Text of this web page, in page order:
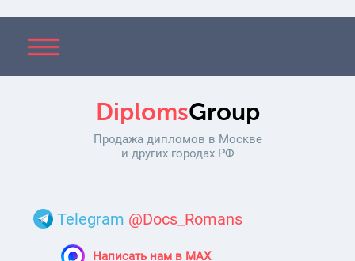
DiplomsGroup
Продажа дипломов в Москве
и других городах РФ
Telegram @Docs_Romans
Написать нам в MAX